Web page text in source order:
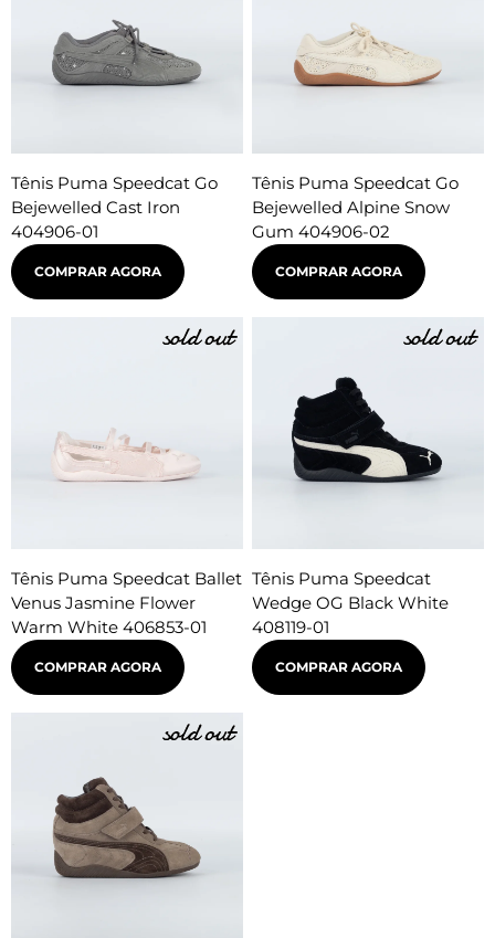
Tênis Puma Speedcat Go
Bejewelled Cast Iron
404906-01
COMPRAR AGORA
Tênis Puma Speedcat Go
Bejewelled Alpine Snow
Gum 404906-02
COMPRAR AGORA
Tênis Puma Speedcat Ballet
Venus Jasmine Flower
Warm White 406853-01
COMPRAR AGORA
Tênis Puma Speedcat
Wedge OG Black White
408119-01
COMPRAR AGORA